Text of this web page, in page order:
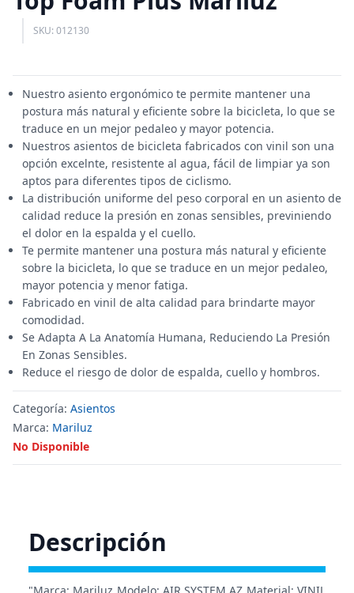
SKU: 012130
Nuestro asiento ergonómico te permite mantener una
postura más natural y eficiente sobre la bicicleta, lo que se
traduce en un mejor pedaleo y mayor potencia.
Nuestros asientos de bicicleta fabricados con vinil son una
opción excelnte, resistente al agua, fácil de limpiar ya son
aptos para diferentes tipos de ciclismo.
La distribución uniforme del peso corporal en un asiento de
calidad reduce la presión en zonas sensibles, previniendo
el dolor en la espalda y el cuello.
Te permite mantener una postura más natural y eficiente
sobre la bicicleta, lo que se traduce en un mejor pedaleo,
mayor potencia y menor fatiga.
Fabricado en vinil de alta calidad para brindarte mayor
comodidad.
Se Adapta A La Anatomía Humana, Reduciendo La Presión
En Zonas Sensibles.
Reduce el riesgo de dolor de espalda, cuello y hombros.
Categoría: Asientos
Marca: Mariluz
No Disponible
Descripción